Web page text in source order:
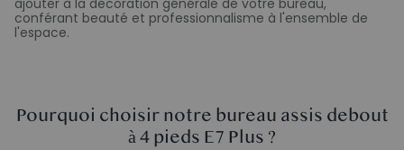
ajouter à la décoration générale de votre bureau,
conférant beauté et professionnalisme à l'ensemble de
l'espace.
Pourquoi choisir notre bureau assis debout
à 4 pieds E7 Plus ?